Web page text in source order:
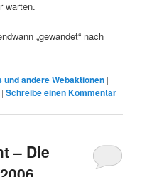
warten.
„gewandet“ nach
andere Webaktionen |
|Schreibe einen Kommentar
– Die